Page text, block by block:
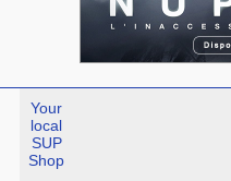
Your
local
SUP
Shop